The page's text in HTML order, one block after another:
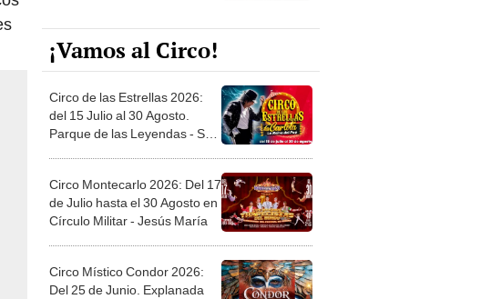
¡Vamos al Circo!
Circo de las Estrellas 2026:
del 15 Julio al 30 Agosto.
Parque de las Leyendas - San
Circo Montecarlo 2026: Del 17
de Julio hasta el 30 Agosto en
Círculo Militar - Jesús María
Circo Místico Condor 2026:
Del 25 de Junio. Explanada